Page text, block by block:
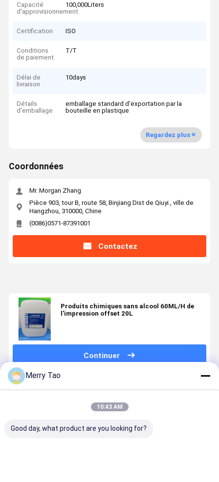
Capacité
d'approvisionnement
100,000Liters
Certification ISO
Conditions
de paiement
T/T
Délai de
livraison
10days
Détails
d'emballage
emballage standard d'exportation par la
bouteille en plastique
Regardez plus
Coordonnées
Mr. Morgan Zhang
Pièce 903, tour B, route 58, Binjiang Dist de Qiuyi., ville de
Hangzhou, 310000, Chine
(0086)0571-87391001
Contactez
Produits chimiques sans alcool 60ML/H de
l'impression offset 20L
Continuer
Produits Recommandés
Merry Tao
10:43 AM
Good day, what product are you looking for?